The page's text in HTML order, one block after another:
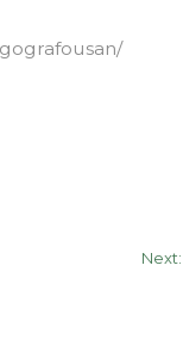
Next: